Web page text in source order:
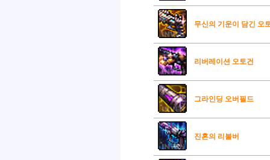
무신의 기운이 담긴 오
리버레이션 오토건
그라인딩 오버필드
진혼의 리볼버